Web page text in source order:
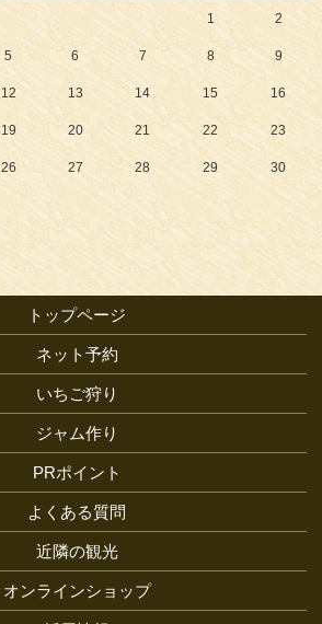
1 2
5 6 7 8 9
12 13 14 15 16
19 20 21 22 23
26 27 28 29 30
トップページ
ネット予約
いちご狩り
ジャム作り
PRポイント
よくある質問
近隣の観光
オンラインショップ